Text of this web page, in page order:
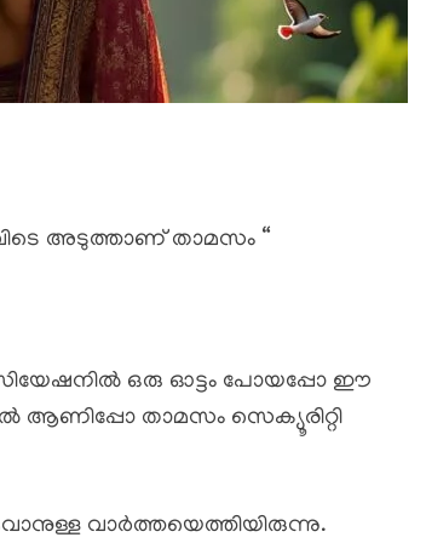
അടുത്താണ് താമസം “
ഒരു ഓട്ടം പോയപ്പോ ഈ
ആണിപ്പോ താമസം സെക്യൂരിറ്റി
വാർത്തയെത്തിയിരുന്നു.